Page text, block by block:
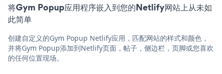
将Gym Popup应用程序嵌入到您的Netlify网站上从未如
此简单
创建自定义的Gym Popup Netlify应用，匹配网站的样式和颜色，
并将Gym Popup添加到Netlify页面，帖子，侧边栏，页脚或您喜欢
的任何位置现场。